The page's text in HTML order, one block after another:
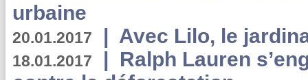
urbaine
20.01.2017 | Avec Lilo, le
18.01.2017 | Ralph Lauren